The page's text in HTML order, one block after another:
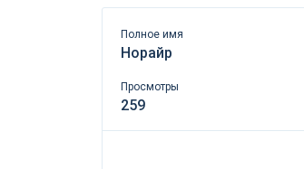
Полное имя
Норайр
Просмотры
259